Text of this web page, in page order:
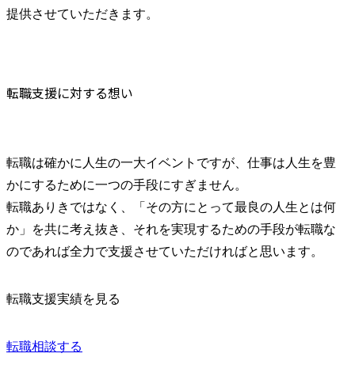
提供させていただきます。
転職支援に対する想い
転職は確かに人生の一大イベントですが、仕事は人生を豊
かにするために一つの手段にすぎません。
転職ありきではなく、「その方にとって最良の人生とは何
か」を共に考え抜き、それを実現するための手段が転職な
のであれば全力で支援させていただければと思います。
転職支援実績を見る
転職相談する